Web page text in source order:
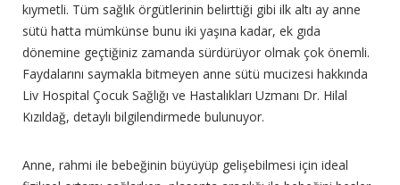
kıymetli. Tüm sağlık örgütlerinin belirttiği gibi ilk altı ay anne
sütü hatta mümkünse bunu iki yaşına kadar, ek gıda
dönemine geçtiğiniz zamanda sürdürüyor olmak çok önemli.
Faydalarını saymakla bitmeyen anne sütü mucizesi hakkında
Liv Hospital Çocuk Sağlığı ve Hastalıkları Uzmanı Dr. Hilal
Kızıldağ, detaylı bilgilendirmede bulunuyor.
Anne, rahmi ile bebeğinin büyüyüp gelişebilmesi için ideal